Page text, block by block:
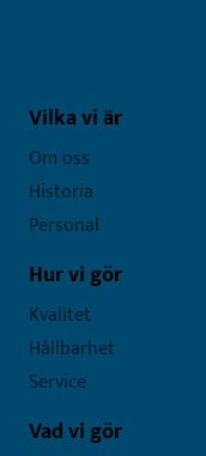
Vilka vi är
Om oss
Historia
Personal
Hur vi gör
Kvalitet
Hållbarhet
Service
Vad vi gör